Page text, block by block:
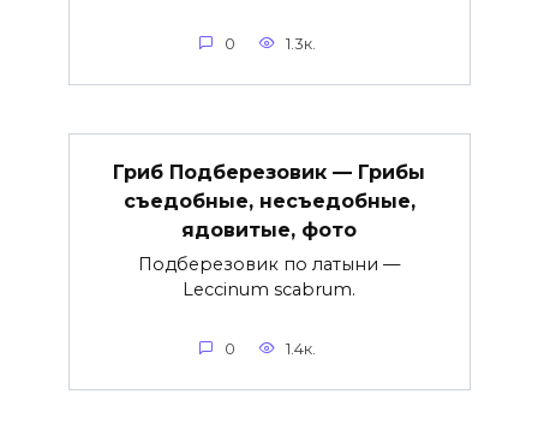
0 1.3к.
Гриб Подберезовик — Грибы
съедобные, несъедобные,
ядовитые, фото
Подберезовик по латыни —
Leccinum scabrum.
0 1.4к.